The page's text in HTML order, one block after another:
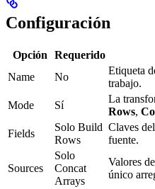
Configuración
Opción Requerido
Name
No
Etiqueta
trabajo.
Mode
Sí
La
Rows,
Fields
Solo Build
Rows
Claves
fuente.
Sources
Solo
Concat
Arrays
Valores
único